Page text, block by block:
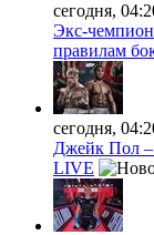
сегодня,
Экс-
правилам
сегодня,
Джейк Пол
LIVE